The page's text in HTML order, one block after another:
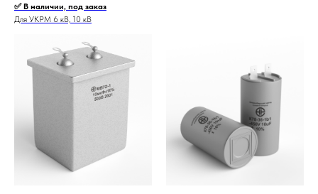
✅ В наличии, под заказ
Для УКРМ 6 кВ, 10 кВ